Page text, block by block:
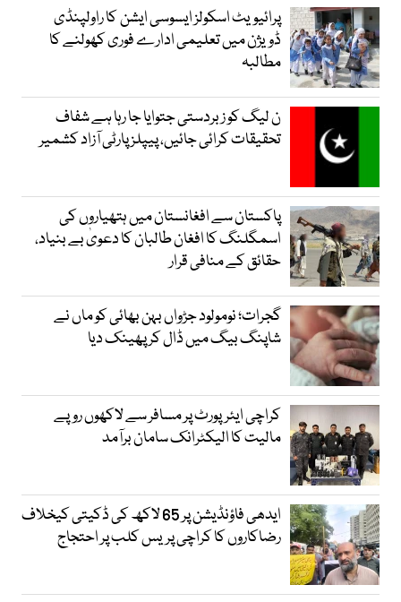
پرائیویٹ اسکولز ایسوسی ایشن کا راولپنڈی
ڈویژن میں تعلیمی ادارے فوری کھولنے کا
مطالبہ
ن لیگ کو زبردستی جتوایا جا رہا ہے شفاف
تحقیقات کرائی جائیں، پیپلز پارٹی آزاد کشمیر
پاکستان سے افغانستان میں ہتھیاروں کی
اسمگلنگ کا افغان طالبان کا دعویٰ بے بنیاد،
حقائق کے منافی قرار
گجرات؛ نومولود جڑواں بہن بھائی کو ماں نے
شاپنگ بیگ میں ڈال کر پھینک دیا
کراچی ایئرپورٹ پر مسافر سے لاکھوں روپے
مالیت کا الیکٹرانک سامان برآمد
ایدھی فاؤنڈیشن پر 65 لاکھ کی ڈکیتی کیخلاف
رضاکاروں کا کراچی پریس کلب پر احتجاج